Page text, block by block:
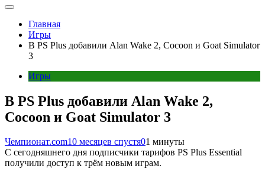
Главная
Игры
В PS Plus добавили Alan Wake 2, Cocoon и Goat Simulator
3
Игры
В PS Plus добавили Alan Wake 2,
Cocoon и Goat Simulator 3
Чемпионат.com10 месяцев спустя01 минуты
С сегодняшнего дня подписчики тарифов PS Plus Essential
получили доступ к трём новым играм.